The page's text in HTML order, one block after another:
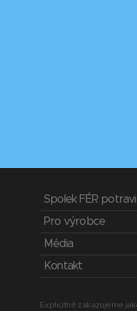
Spolek FÉR
Pro výrobce
Média
Kontakt
Explicitně zakazujeme